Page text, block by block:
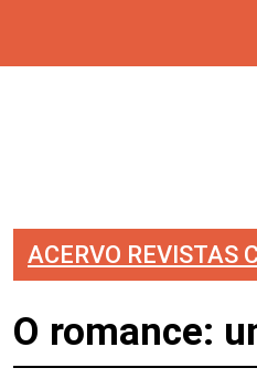
ACERVO REVISTAS
O romance: